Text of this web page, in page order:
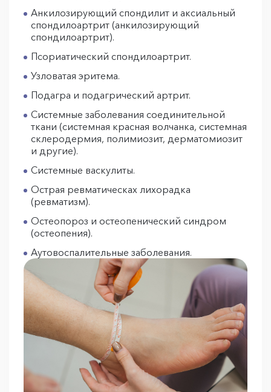
Анкилозирующий спондилит и аксиальный
спондилоартрит (анкилозирующий
спондилоартрит).
Псориатический спондилоартрит.
Узловатая эритема.
Подагра и подагрический артрит.
Системные заболевания соединительной
ткани (системная красная волчанка, системная
склеродермия, полимиозит, дерматомиозит
и другие).
Системные васкулиты.
Острая ревматическах лихорадка
(ревматизм).
Остеопороз и остеопенический синдром
(остеопения).
Аутовоспалительные заболевания.